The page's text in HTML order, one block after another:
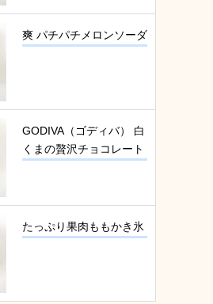
爽 パチパチメロンソーダ
GODIVA（ゴディバ） 白
くまの贅沢チョコレート
たっぷり果肉ももかき氷